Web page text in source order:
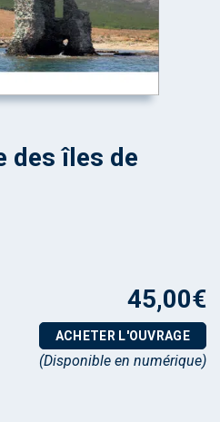
des îles de
45,00€
ACHETER L'OUVRAGE
(Disponible en numérique)